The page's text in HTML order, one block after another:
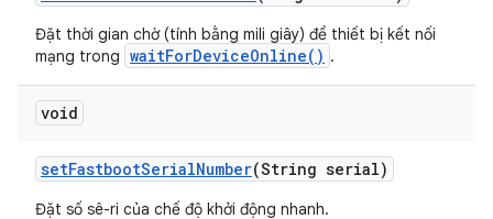
Đặt thời gian chờ (tính bằng mili giây) để thiết bị kết nối
mạng trong waitForDeviceOnline() .
void
setFastbootSerialNumber(String serial)
Đặt số sê-ri của chế độ khởi động nhanh.